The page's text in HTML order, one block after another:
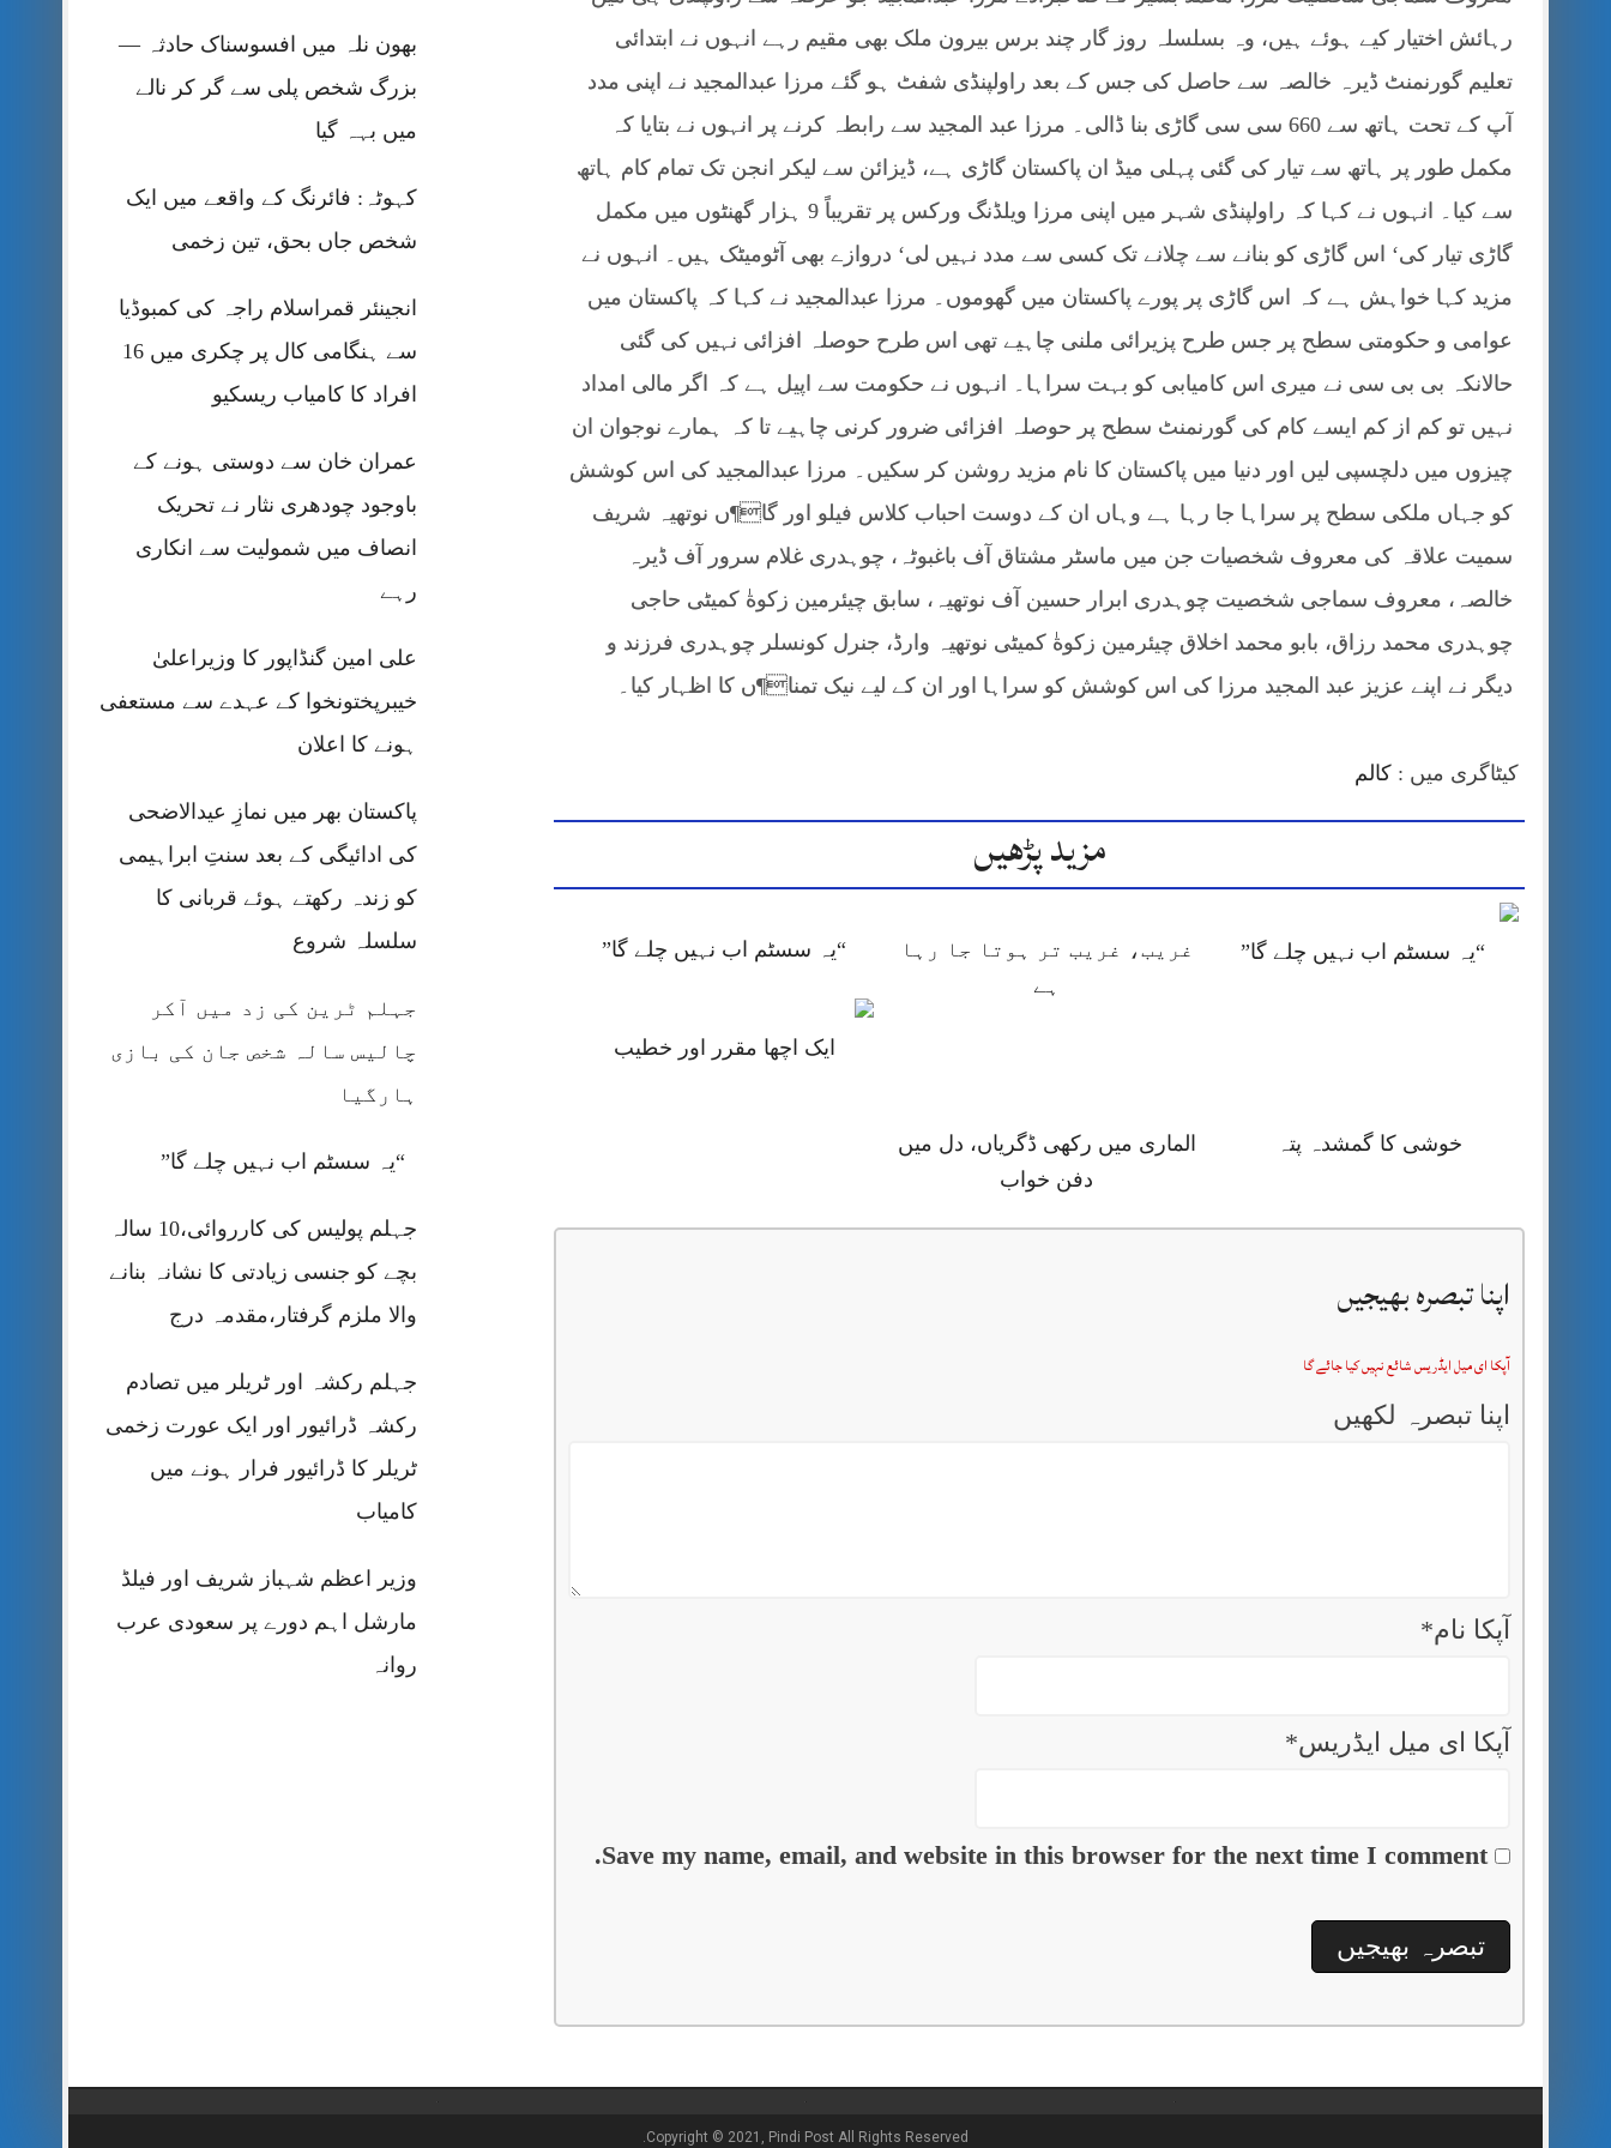
بھون نلہ میں افسوسناک حادثہ —
بزرگ شخص پلی سے گر کر نالے
میں بہہ گیا
کہوٹہ: فائرنگ کے واقعے میں ایک
شخص جاں بحق، تین زخمی
انجینئر قمراسلام راجہ کی کمبوڈیا
سے ہنگامی کال پر چکری میں 16
افراد کا کامیاب ریسکیو
عمران خان سے دوستی ہونے کے
باوجود چودھری نثار نے تحریک
انصاف میں شمولیت سے انکاری
رہے
علی امین گنڈاپور کا وزیراعلیٰ
خیبرپختونخوا کے عہدے سے مستعفی
ہونے کا اعلان
پاکستان بھر میں نمازِ عیدالاضحی
کی ادائیگی کے بعد سنتِ ابراہیمی
کو زندہ رکھتے ہوئے قربانی کا
سلسلہ شروع
جہلم ٹرین کی زد میں آکر
چالیس سالہ شخص جان کی بازی
ہارگیا
“یہ سسٹم اب نہیں چلے گا”
جہلم پولیس کی کارروائی،10 سالہ
بچے کو جنسی زیادتی کا نشانہ بنانے
والا ملزم گرفتار،مقدمہ درج
جہلم رکشہ اور ٹریلر میں تصادم
رکشہ ڈرائیور اور ایک عورت زخمی
ٹریلر کا ڈرائیور فرار ہونے میں
کامیاب
وزیر اعظم شہباز شریف اور فیلڈ
مارشل اہم دورے پر سعودی عرب
روانہ
رہائش اختیار کیے ہوئے ہیں، وہ بسلسلہ روز گار چند برس بیرون ملک بھی مقیم رہے انہوں نے ابتدائی
تعلیم گورنمنٹ ڈیرہ خالصہ سے حاصل کی جس کے بعد راولپنڈی شفٹ ہو گئے مرزا عبدالمجید نے اپنی مدد
آپ کے تحت ہاتھ سے 660 سی سی گاڑی بنا ڈالی۔ مرزا عبد المجید سے رابطہ کرنے پر انہوں نے بتایا کہ
مکمل طور پر ہاتھ سے تیار کی گئی پہلی میڈ ان پاکستان گاڑی ہے، ڈیزائن سے لیکر انجن تک تمام کام ہاتھ
سے کیا۔ انہوں نے کہا کہ راولپنڈی شہر میں اپنی مرزا ویلڈنگ ورکس پر تقریباً 9 ہزار گھنٹوں میں مکمل
گاڑی تیار کی‘ اس گاڑی کو بنانے سے چلانے تک کسی سے مدد نہیں لی‘ دروازے بھی آٹومیٹک ہیں۔ انہوں نے
مزید کہا خواہش ہے کہ اس گاڑی پر پورے پاکستان میں گھوموں۔ مرزا عبدالمجید نے کہا کہ پاکستان میں
عوامی و حکومتی سطح پر جس طرح پزیرائی ملنی چاہیے تھی اس طرح حوصلہ افزائی نہیں کی گئی
حالانکہ بی بی سی نے میری اس کامیابی کو بہت سراہا۔ انہوں نے حکومت سے اپیل ہے کہ اگر مالی امداد
نہیں تو کم از کم ایسے کام کی گورنمنٹ سطح پر حوصلہ افزائی ضرور کرنی چاہیے تا کہ ہمارے نوجوان ان
چیزوں میں دلچسپی لیں اور دنیا میں پاکستان کا نام مزید روشن کر سکیں۔ مرزا عبدالمجید کی اس کوشش
کو جہاں ملکی سطح پر سراہا جا رہا ہے وہاں ان کے دوست احباب کلاس فیلو اور گا¶ں نوتھیہ شریف
سمیت علاقہ کی معروف شخصیات جن میں ماسٹر مشتاق آف باغبوٹہ، چوہدری غلام سرور آف ڈیرہ
خالصہ، معروف سماجی شخصیت چوہدری ابرار حسین آف نوتھیہ، سابق چیئرمین زکوةٰ کمیٹی حاجی
چوہدری محمد رزاق، بابو محمد اخلاق چیئرمین زکوةٰ کمیٹی نوتھیہ وارڈ، جنرل کونسلر چوہدری فرزند و
دیگر نے اپنے عزیز عبد المجید مرزا کی اس کوشش کو سراہا اور ان کے لیے نیک تمنا¶ں کا اظہار کیا۔
کیٹاگری میں : کالم
مزید پڑھیں
“یہ سسٹم اب نہیں چلے گا”
غریب، غریب تر ہوتا جا رہا
ہے
“یہ سسٹم اب نہیں چلے گا”
ایک اچھا مقرر اور خطیب
خوشی کا گمشدہ پتہ
الماری میں رکھی ڈگریاں، دل میں
دفن خواب
اپنا تبصرہ بھیجیں
آپکا ای میل ایڈریس شائع نہیں کیا جائے گا
اپنا تبصرہ لکھیں
آپکا نام*
آپکا ای میل ایڈریس*
Save my name, email, and website in this browser for the next time I comment.
Copyright © 2021, Pindi Post All Rights Reserved.